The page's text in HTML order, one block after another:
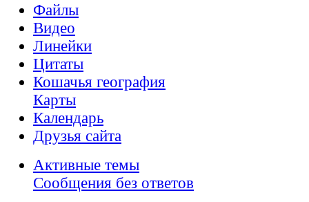
Файлы
Видео
Линейки
Цитаты
Кошачья география
Карты
Календарь
Друзья сайта
Активные темы
Сообщения без ответов